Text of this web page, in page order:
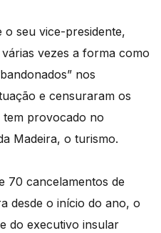
o seu vice-presidente,
vezes a forma como
nos
e censuraram os
tem provocado no
Madeira, o turismo.
70 cancelamentos de
desde o início do ano, o
do executivo insular